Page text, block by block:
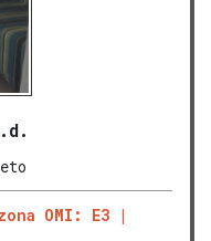
OMI: E3